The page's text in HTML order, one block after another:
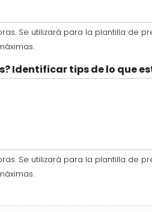
Se utilizará para la plantilla de
Identificar tips de lo que
Se utilizará para la plantilla de